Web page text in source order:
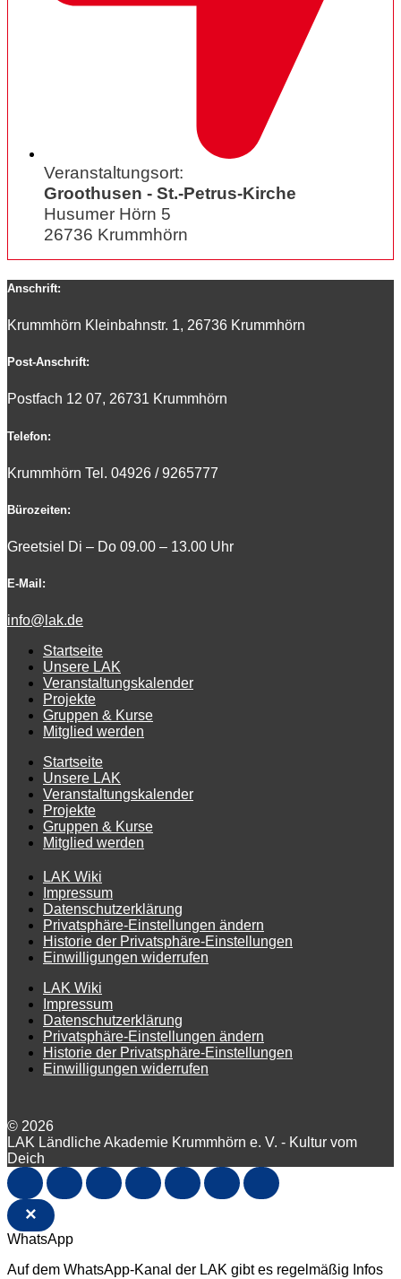
Veranstaltungsort:
Groothusen - St.-Petrus-Kirche
Husumer Hörn 5
26736 Krummhörn
Anschrift:
Krummhörn Kleinbahnstr. 1, 26736 Krummhörn
Post-Anschrift:
Postfach 12 07, 26731 Krummhörn
Telefon:
Krummhörn Tel. 04926 / 9265777
Bürozeiten:
Greetsiel Di – Do 09.00 – 13.00 Uhr
E-Mail:
info@lak.de
Startseite
Unsere LAK
Veranstaltungskalender
Projekte
Gruppen & Kurse
Mitglied werden
Startseite
Unsere LAK
Veranstaltungskalender
Projekte
Gruppen & Kurse
Mitglied werden
LAK Wiki
Impressum
Datenschutzerklärung
Privatsphäre-Einstellungen ändern
Historie der Privatsphäre-Einstellungen
Einwilligungen widerrufen
LAK Wiki
Impressum
Datenschutzerklärung
Privatsphäre-Einstellungen ändern
Historie der Privatsphäre-Einstellungen
Einwilligungen widerrufen
© 2026
LAK Ländliche Akademie Krummhörn e. V. - Kultur vom
Deich
×
WhatsApp
Auf dem WhatsApp-Kanal der LAK gibt es regelmäßig Infos